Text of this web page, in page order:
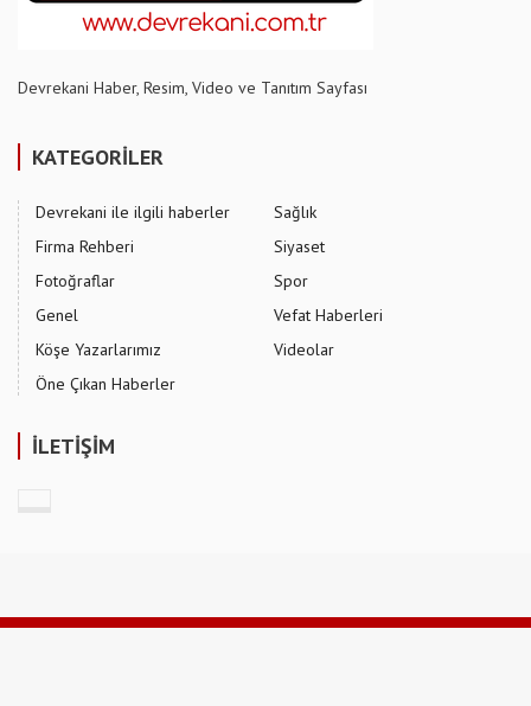
Devrekani Haber, Resim, Video ve Tanıtım Sayfası
KATEGORİLER
Devrekani ile ilgili haberler
Firma Rehberi
Fotoğraflar
Genel
Köşe Yazarlarımız
Öne Çıkan Haberler
Sağlık
Siyaset
Spor
Vefat Haberleri
Videolar
İLETİŞİM